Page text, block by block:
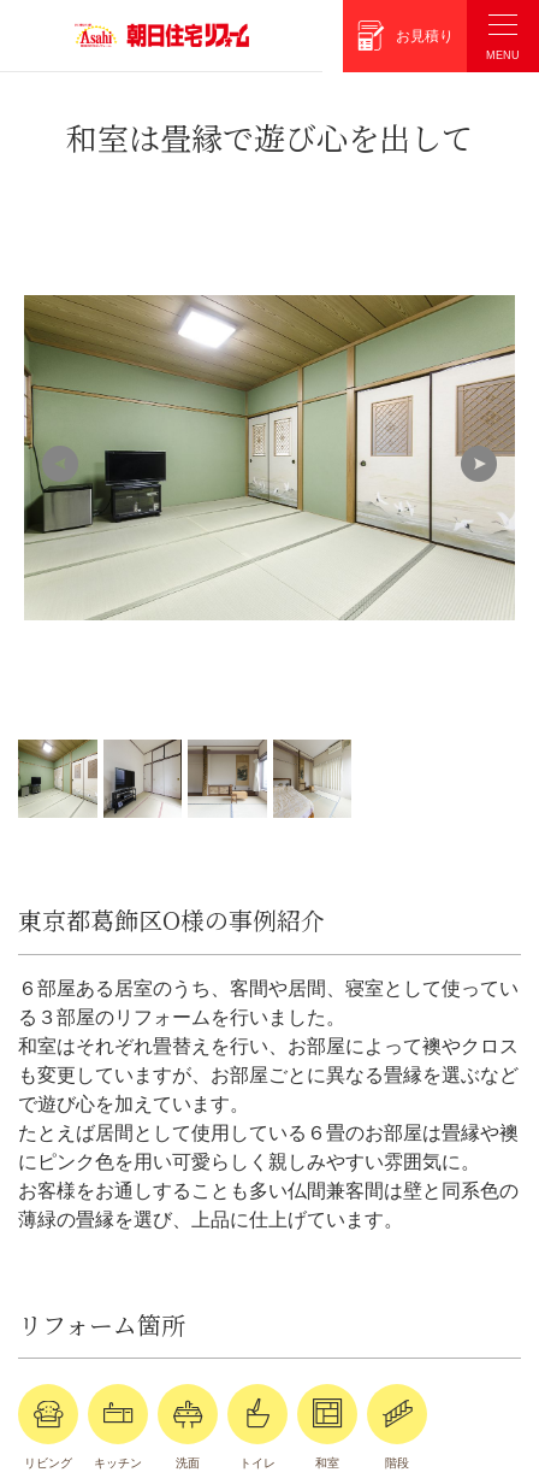
お見積り
和室は畳縁で遊び心を出して
東京都葛飾区O様の事例紹介
６部屋ある居室のうち、客間や居間、寝室として使ってい
る３部屋のリフォームを行いました。
和室はそれぞれ畳替えを行い、お部屋によって襖やクロス
も変更していますが、お部屋ごとに異なる畳縁を選ぶなど
で遊び心を加えています。
たとえば居間として使用している６畳のお部屋は畳縁や襖
にピンク色を用い可愛らしく親しみやすい雰囲気に。
お客様をお通しすることも多い仏間兼客間は壁と同系色の
薄緑の畳縁を選び、上品に仕上げています。
リフォーム箇所
リビング キッチン 洗面 トイレ 和室 階段